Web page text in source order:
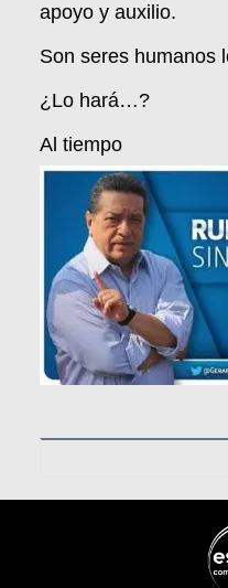
apoyo y auxilio.
Son seres humanos
¿Lo hará…?
Al tiempo